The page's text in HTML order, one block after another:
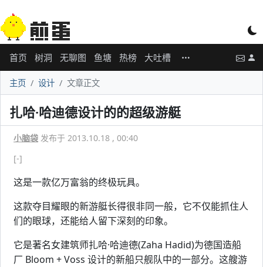
首页 树洞 无聊图 鱼塘 热榜 大吐槽
主页 设计 文章正文
扎哈·哈迪德设计的的超级游艇
小脑袋 发布于 2013.10.18 , 00:40
[-]
这是一款亿万富翁的终极玩具。
这款夺目耀眼的新游艇长得很非同一般，它不仅能抓住人
们的眼球，还能给人留下深刻的印象。
它是著名女建筑师扎哈·哈迪德(Zaha Hadid)为德国造船
厂 Bloom + Voss 设计的新船只舰队中的一部分。这艘游